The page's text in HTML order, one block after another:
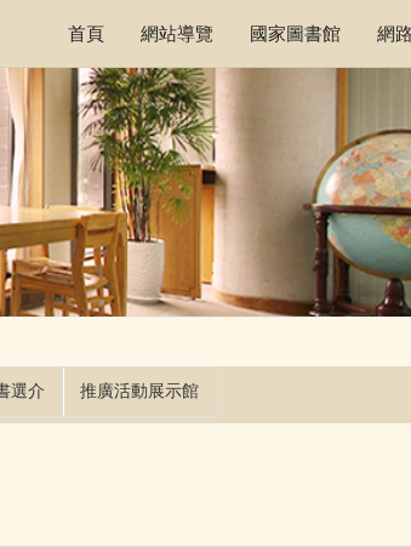
首頁
網站導覽 國家圖書館 網
選介 推廣活動展示館